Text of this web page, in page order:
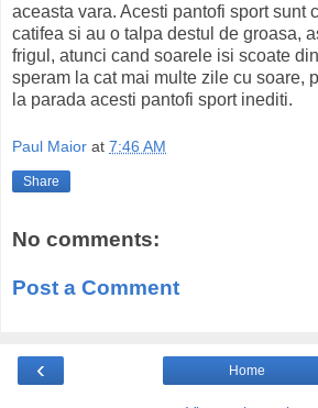
aceasta vara. Acesti pantofi sport sunt
catifea si au o talpa destul de groasa,
frigul, atunci cand soarele isi scoate
speram la cat mai multe zile cu soare,
la parada acesti pantofi sport inediti.
Paul Maior at 7:46 AM
Share
No comments:
Post a Comment
‹ Home